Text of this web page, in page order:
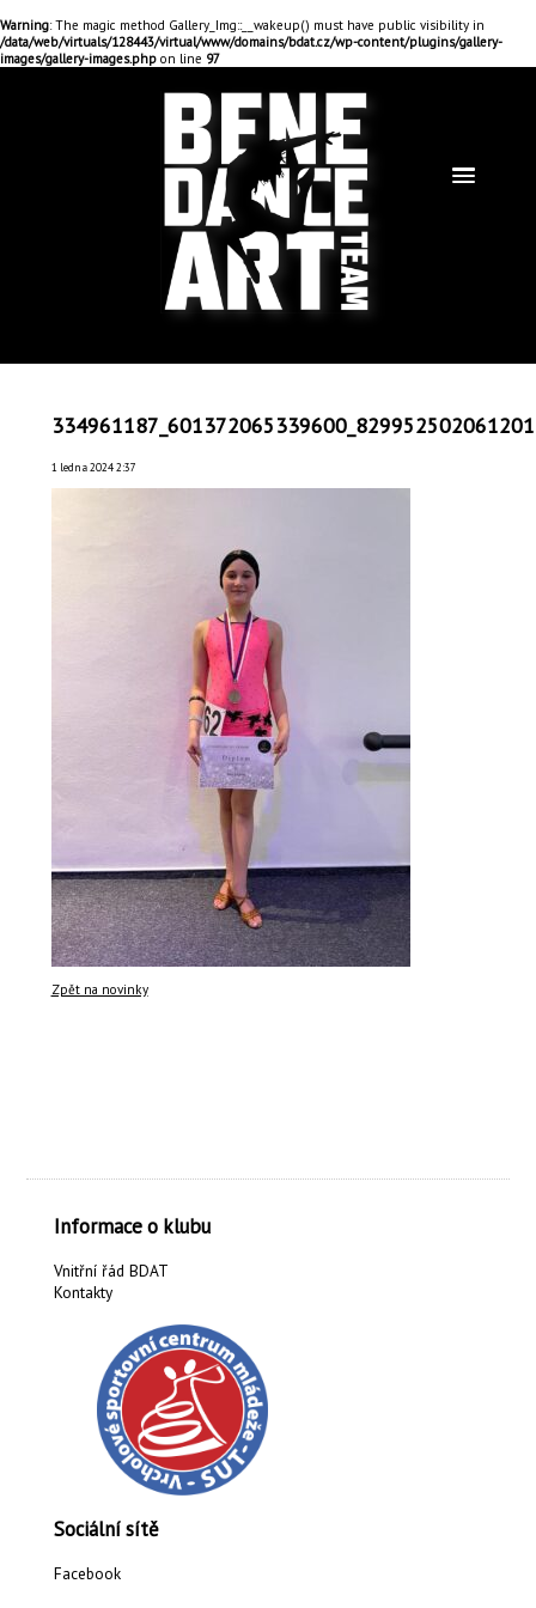
Warning: The magic method Gallery_Img::__wakeup() must have public visibility in
/data/web/virtuals/128443/virtual/www/domains/bdat.cz/wp-content/plugins/gallery-
images/gallery-images.php on line 97
1 ledna 2024 2:37
Zpět na novinky
Informace o klubu
Vnitřní řád BDAT
Kontakty
Sociální sítě
Facebook